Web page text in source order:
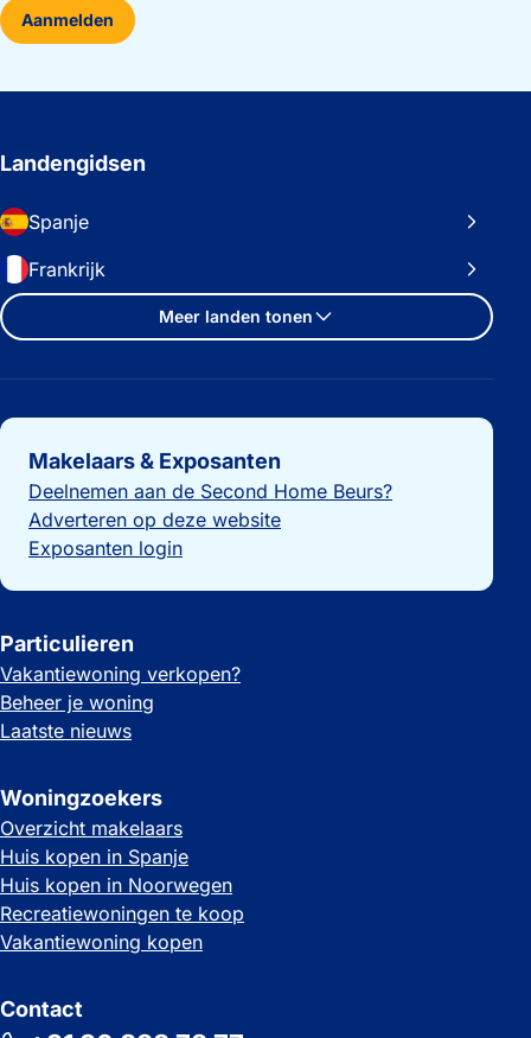
Aanmelden
Landengidsen
Spanje
Frankrijk
Meer landen tonen
Belangrijke links
Makelaars & Exposanten
Deelnemen aan de Second Home Beurs?
Adverteren op deze website
Exposanten login
Particulieren
Vakantiewoning verkopen?
Beheer je woning
Laatste nieuws
Woningzoekers
Overzicht makelaars
Huis kopen in Spanje
Huis kopen in Noorwegen
Recreatiewoningen te koop
Vakantiewoning kopen
Contact